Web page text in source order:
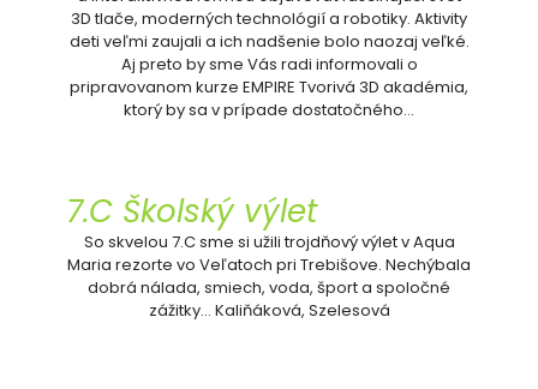
3D tlače, moderných technológií a robotiky. Aktivity
deti veľmi zaujali a ich nadšenie bolo naozaj veľké.
Aj preto by sme Vás radi informovali o
pripravovanom kurze EMPIRE Tvorivá 3D akadémia,
ktorý by sa v prípade dostatočného…
7.C Školský výlet
So skvelou 7.C sme si užili trojdňový výlet v Aqua
Maria rezorte vo Veľatoch pri Trebišove. Nechýbala
dobrá nálada, smiech, voda, šport a spoločné
zážitky… Kaliňáková, Szelesová